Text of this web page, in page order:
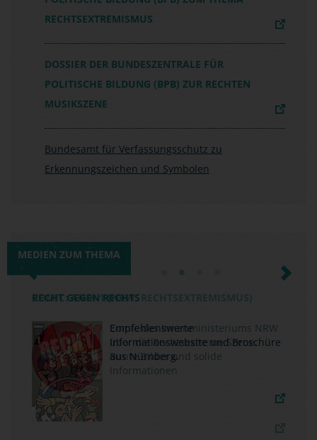
RECHTSEXTREMISMUS
DOSSIER DER BUNDESZENTRALE FÜR
POLITISCHE BILDUNG (BPB) ZUR RECHTEN
MUSIKSZENE
Bundesamt für Verfassungsschutz zu
Erkennungszeichen und Symbolen
MEDIEN ZUM THEMA
RECHT GEGEN RECHTS
Empfehlenswerte
Informationswebsite und Broschüre
aus Nürnberg.
Previous Next